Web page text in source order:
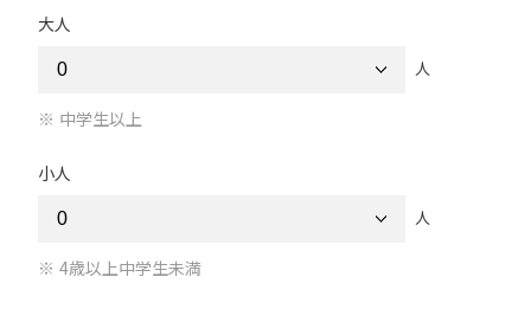
大人
人
中学生以上
小人
人
4歳以上中学生未満